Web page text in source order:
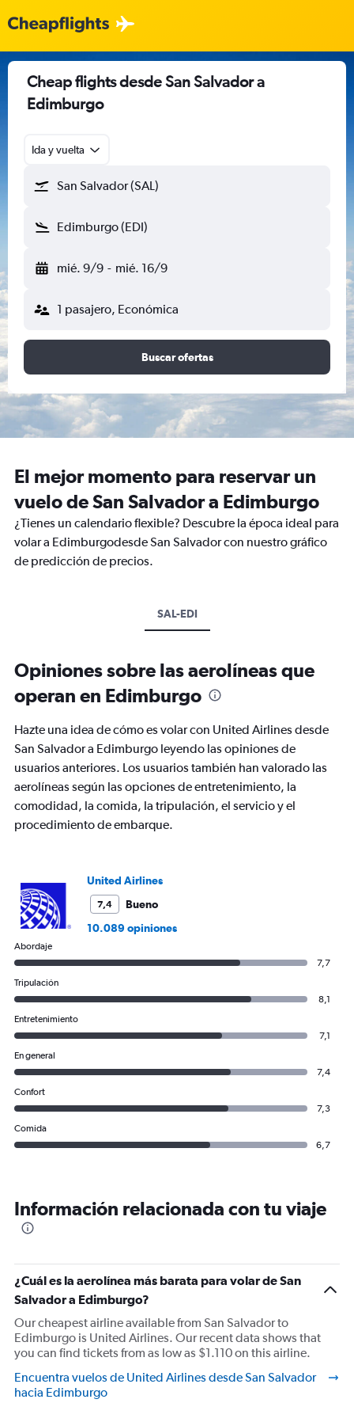
Cheap flights desde San Salvador a
Edimburgo
Ida y vuelta
San Salvador (SAL)
Edimburgo (EDI)
mié. 9/9 - mié. 16/9
1 pasajero, Económica
Buscar ofertas
El mejor momento para reservar un
vuelo de San Salvador a Edimburgo
¿Tienes un calendario flexible? Descubre la época ideal para
volar a Edimburgodesde San Salvador con nuestro gráfico
de predicción de precios.
SAL-EDI
Opiniones sobre las aerolíneas que
operan en Edimburgo
Hazte una idea de cómo es volar con United Airlines desde
San Salvador a Edimburgo leyendo las opiniones de
usuarios anteriores. Los usuarios también han valorado las
aerolíneas según las opciones de entretenimiento, la
comodidad, la comida, la tripulación, el servicio y el
procedimiento de embarque.
United Airlines
7,4
Bueno
10.089 opiniones
Abordaje
7,7
Tripulación
8,1
Entretenimiento
7,1
En general
7,4
Confort
7,3
Comida
6,7
Información relacionada con tu viaje
¿Cuál es la aerolínea más barata para volar de San
Salvador a Edimburgo?
Our cheapest airline available from San Salvador to
Edimburgo is United Airlines. Our recent data shows that
you can find tickets from as low as $1.110 on this airline.
Encuentra vuelos de United Airlines desde San Salvador
hacia Edimburgo